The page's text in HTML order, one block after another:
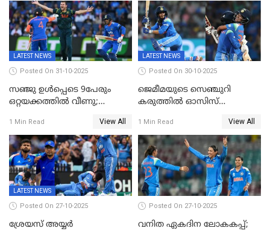
LATEST NEWS
Posted On 31-10-2025
സഞ്ജു ഉൾപ്പെടെ 9പേരും
ഒറ്റയക്കത്തിൽ വീണു;
ഹര്‍ഷിതും മാത്രം;
മെല്‍ബണില്‍
ഇന്ത്യയ്‌ക്കെതിരെ ഓസീസ്
ലക്ഷ്യം 126 റണ്‍സ്
1 Min Read View All
LATEST NEWS
Posted On 30-10-2025
ജെമീമയുടെ സെഞ്ചുറി
കരുത്തിൽ ഓസിസ്
തകർന്നു; അഞ്ച് വിക്കറ്റ്
ജയവുമായി ഇന്ത്യൻ
വനിതകൾ ലോകകപ്പ്
കലാശപ്പോരിന്
1 Min Read View All
LATEST NEWS
Posted On 27-10-2025
ശ്രേയസ് അയ്യര്‍
Posted On 27-10-2025
വനിത ഏകദിന ലോകകപ്പ്;